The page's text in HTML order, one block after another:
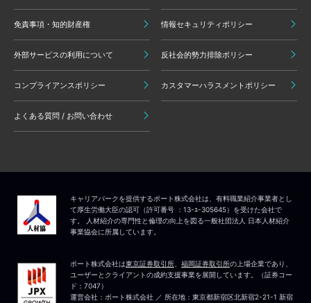
免責事項・知的財産権 情報セキュリティポリシー
外部サービスの利用について 反社会的勢力排除ポリシー
コンプライアンスポリシー カスタマーハラスメントポリシー
よくある質問 / お問い合わせ